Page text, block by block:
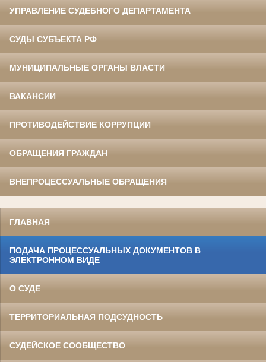
УПРАВЛЕНИЕ СУДЕБНОГО ДЕПАРТАМЕНТА
СУДЫ СУБЪЕКТА РФ
МУНИЦИПАЛЬНЫЕ ОРГАНЫ ВЛАСТИ
ВАКАНСИИ
ПРОТИВОДЕЙСТВИЕ КОРРУПЦИИ
ОБРАЩЕНИЯ ГРАЖДАН
ВНЕПРОЦЕССУАЛЬНЫЕ ОБРАЩЕНИЯ
ГЛАВНАЯ
ПОДАЧА ПРОЦЕССУАЛЬНЫХ ДОКУМЕНТОВ В
ЭЛЕКТРОННОМ ВИДЕ
О СУДЕ
ТЕРРИТОРИАЛЬНАЯ ПОДСУДНОСТЬ
СУДЕЙСКОЕ СООБЩЕСТВО